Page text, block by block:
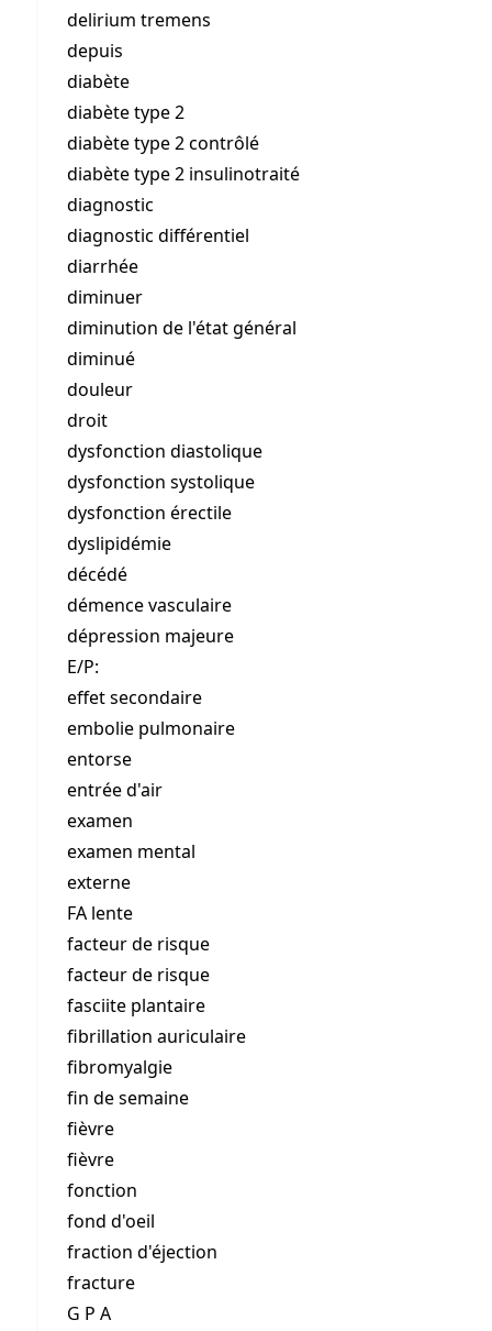
delirium tremens
depuis
diabète
diabète type 2
diabète type 2 contrôlé
diabète type 2 insulinotraité
diagnostic
diagnostic différentiel
diarrhée
diminuer
diminution de l'état général
diminué
douleur
droit
dysfonction diastolique
dysfonction systolique
dysfonction érectile
dyslipidémie
décédé
démence vasculaire
dépression majeure
E/P:
effet secondaire
embolie pulmonaire
entorse
entrée d'air
examen
examen mental
externe
FA lente
facteur de risque
facteur de risque
fasciite plantaire
fibrillation auriculaire
fibromyalgie
fin de semaine
fièvre
fièvre
fonction
fond d'oeil
fraction d'éjection
fracture
G P A